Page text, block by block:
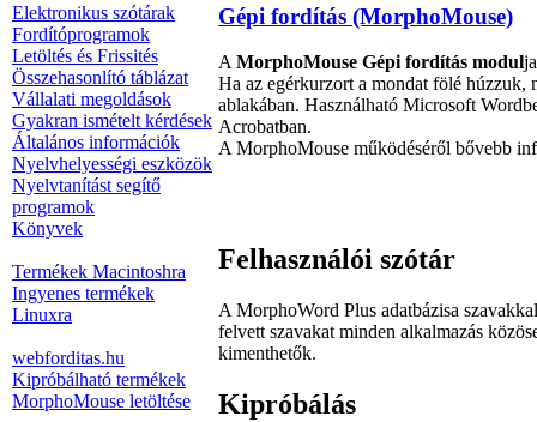
Elektronikus szótárak
Fordítóprogramok
Letöltés és Frissités
Összehasonlító táblázat
Vállalati megoldások
Gyakran ismételt kérdések
Általános információk
Nyelvhelyességi eszközök
Nyelvtanítást segítő
programok
Könyvek
Termékek Macintoshra
Ingyenes termékek
Linuxra
webforditas.hu
Kipróbálható termékek
MorphoMouse letöltése
Gépi fordítás (MorphoMouse)
A MorphoMouse Gépi fordítás modul
Ha az egérkurzort a mondat fölé húzzuk,
ablakában. Használható Microsoft
Acrobatban.
A MorphoMouse működéséről bővebb
Felhasználói szótár
A MorphoWord Plus adatbázisa
felvett szavakat minden alkalmazás
kimenthetők.
Kipróbálás